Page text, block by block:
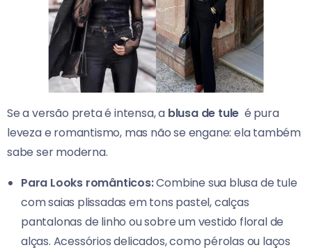
Se a versão preta é intensa, a blusa de tule é pura
leveza e romantismo, mas não se engane: ela também
sabe ser moderna.
Para Looks românticos:Combine sua blusa de tule
com saias plissadas em tons pastel, calças
pantalonas de linho ou sobre um vestido floral de
alças. Acessórios delicados, como pérolas ou laços